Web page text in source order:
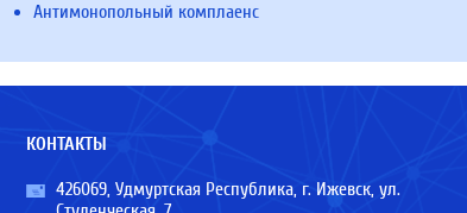
Антимонопольный комплаенс
КОНТАКТЫ
426069, Удмуртская Республика, г. Ижевск, ул.